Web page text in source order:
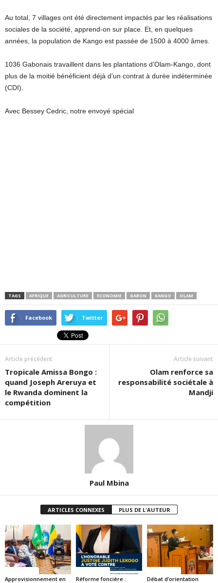
Au total, 7 villages ont été directement impactés par les réalisations
sociales de la société, apprend-on sur place. Et, en quelques
années, la population de Kango est passée de 1500 à 4000 âmes.
1036 Gabonais travaillent dans les plantations d’Olam-Kango, dont
plus de la moitié bénéficient déjà d’un contrat à durée indéterminée
(CDI).
Avec Bessey Cedric, notre envoyé spécial
TAGS AFRIQUE AGRICULTURE ECONOMIE GABON KANGO OLAM
Facebook Twitter
Article précédent
Tropicale Amissa Bongo :
quand Joseph Areruya et
le Rwanda dominent la
compétition
Article suivant
Olam renforce sa
responsabilité sociétale à
Mandji
Paul Mbina
ARTICLES CONNEXES PLUS DE L'AUTEUR
Approvisionnement en
Réforme foncière :
Débat d’orientation